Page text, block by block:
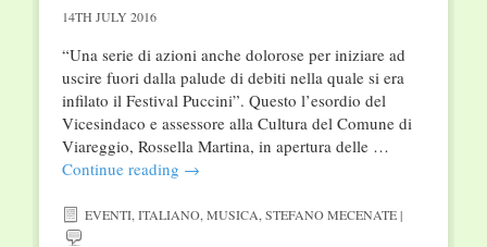
14TH JULY 2016
“Una serie di azioni anche dolorose per iniziare ad
uscire fuori dalla palude di debiti nella quale si era
infilato il Festival Puccini”. Questo l’esordio del
Vicesindaco e assessore alla Cultura del Comune di
Viareggio, Rossella Martina, in apertura delle …
Continue reading →
EVENTI, ITALIANO, MUSICA STEFANO MECENATE|